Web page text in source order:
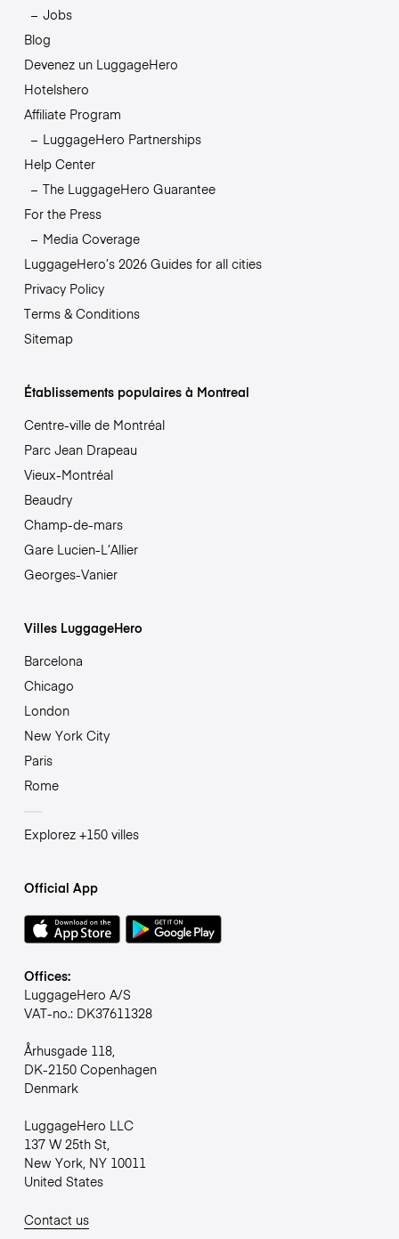
Jobs
Blog
Devenez un LuggageHero
Hotelshero
Affiliate Program
LuggageHero Partnerships
Help Center
The LuggageHero Guarantee
For the Press
Media Coverage
LuggageHero’s 2026 Guides for all cities
Privacy Policy
Terms & Conditions
Sitemap
Établissements populaires à Montreal
Centre-ville de Montréal
Parc Jean Drapeau
Vieux-Montréal
Beaudry
Champ-de-mars
Gare Lucien-L’Allier
Georges-Vanier
Villes LuggageHero
Barcelona
Chicago
London
New York City
Paris
Rome
Explorez +150 villes
Official App
Offices:
LuggageHero A/S
VAT-no.: DK37611328
Århusgade 118,
DK-2150 Copenhagen
Denmark
LuggageHero LLC
137 W 25th St,
New York, NY 10011
United States
Contact us